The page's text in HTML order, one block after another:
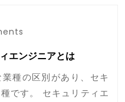
エンジニアとは
種の区別があり、セキ
です。 セキュリティエ